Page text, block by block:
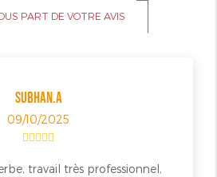
PART DE VOTRE AVIS
SUBHAN.A
09/10/2025
travail très professionnel,